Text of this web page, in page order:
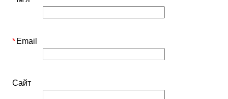
Email
*
Сайт